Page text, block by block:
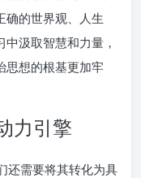
确的世界观、人生
汲取智慧和力量，
思想的根基更加牢
力引擎
还需要将其转化为具